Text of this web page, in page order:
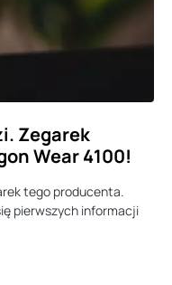
Zegarek
Wear 4100!
tego producenta.
pierwszych informacji